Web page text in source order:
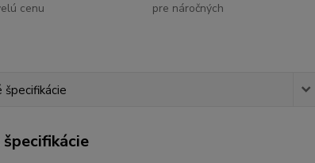
cenu
pre náročných